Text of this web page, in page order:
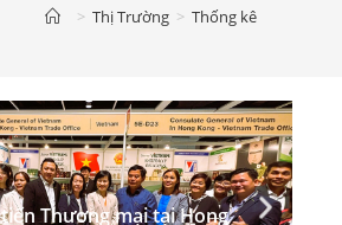
> Thị Trường > Thống kê
Thương mại tại Hong